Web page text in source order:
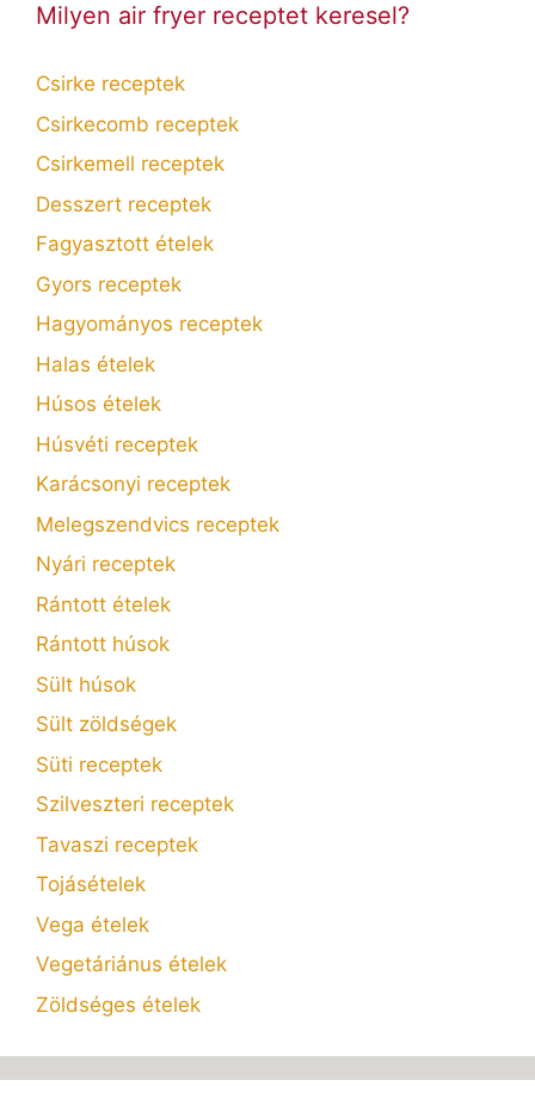
Milyen air fryer receptet keresel?
Csirke receptek
Csirkecomb receptek
Csirkemell receptek
Desszert receptek
Fagyasztott ételek
Gyors receptek
Hagyományos receptek
Halas ételek
Húsos ételek
Húsvéti receptek
Karácsonyi receptek
Melegszendvics receptek
Nyári receptek
Rántott ételek
Rántott húsok
Sült húsok
Sült zöldségek
Süti receptek
Szilveszteri receptek
Tavaszi receptek
Tojásételek
Vega ételek
Vegetáriánus ételek
Zöldséges ételek